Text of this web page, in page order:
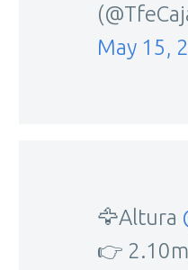
May 15,
🦅Altura
👉